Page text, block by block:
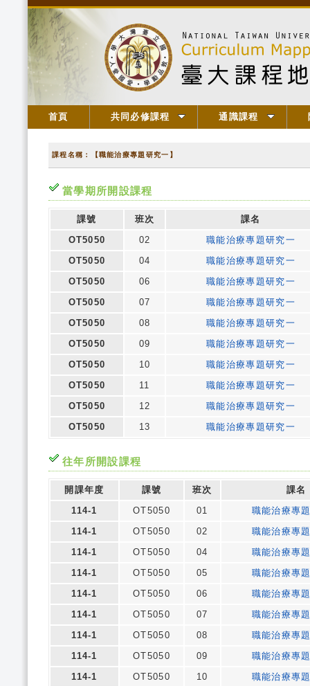
首頁 共同必修課程 通識課程
課程名稱：【職能治療專題研究一】
當學期所開設課程
課號 班次
課名
OT5050
02
職能治療專題研究一
OT5050
04
職能治療專題研究一
OT5050
06
職能治療專題研究一
OT5050
07
職能治療專題研究一
OT5050
08
職能治療專題研究一
OT5050
09
職能治療專題研究一
OT5050
10
職能治療專題研究一
OT5050
11
職能治療專題研究一
OT5050
12
職能治療專題研究一
OT5050
13 職能治療專題研究一
往年所開設課程
開課年度 課號 班次
課名
114-1
OT5050 01
職能治療專
114-1
OT5050 02
職能治療專
114-1
OT5050 04
職能治療專
114-1
OT5050 05
職能治療專
114-1
OT5050 06
職能治療專
114-1
OT5050 07
職能治療專
114-1
OT5050 08
職能治療專
114-1
OT5050 09
職能治療專
114-1
OT5050 10
職能治療專